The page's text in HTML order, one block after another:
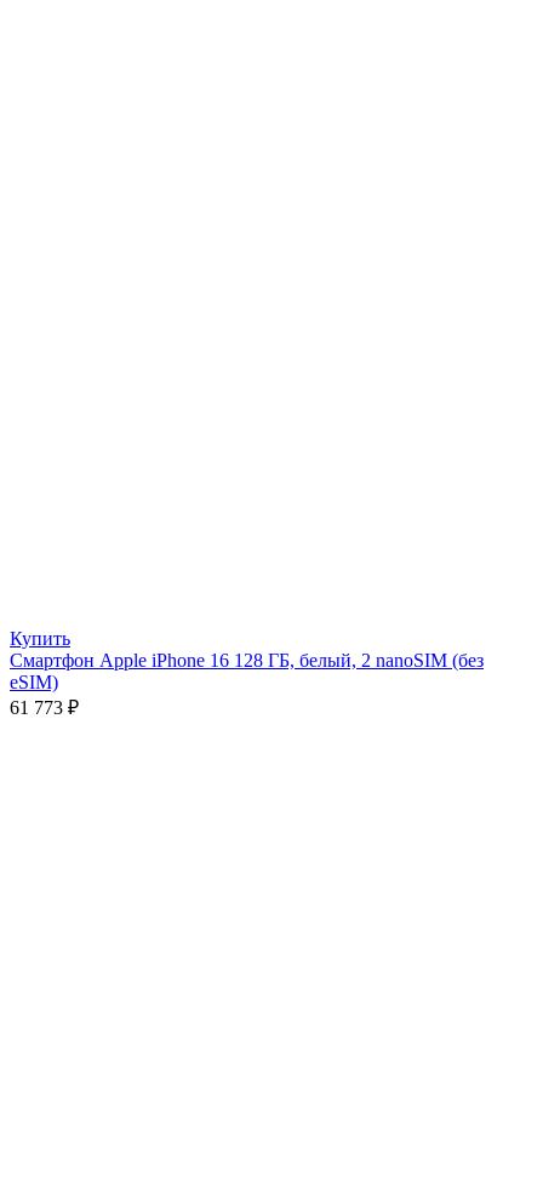
Купить
Смартфон Apple iPhone 16 128 ГБ, белый, 2 nanoSIM (без
eSIM)
61 773 ₽